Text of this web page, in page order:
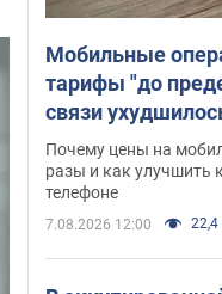
Мобильные
тарифы "до
связи
жаловаться на
Почему цены на
разы и как улучшить
телефоне
7.08.2026 12:00 22,4